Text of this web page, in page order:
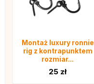
Montaż luxury ronnie
rig z kontrapunktem
rozmiar...
25 zł